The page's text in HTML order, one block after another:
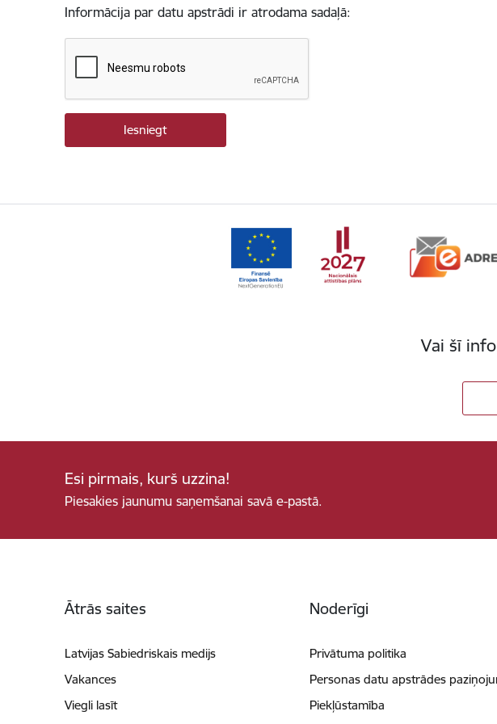
Informācija par datu apstrādi ir atrodama sadaļā:
Vai šī
Esi pirmais, kurš uzzina!
Piesakies jaunumu saņemšanai savā e-pastā.
Ātrās saites
Latvijas Sabiedriskais medijs
Vakances
Viegli lasīt
Noderīgi
Privātuma politika
Personas datu apstrādes
Piekļūstamība